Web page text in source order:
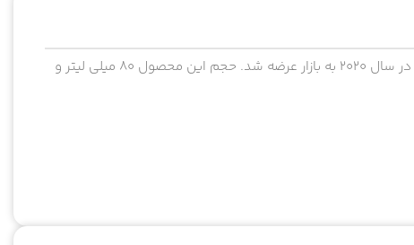
جیونچی ایریزیستبل ادو پارفوم عطریست زنانه و خاص که در سال ۲۰۲۰ به بازار عرضه شد. حجم این محصول ۸۰ میلی لیتر و